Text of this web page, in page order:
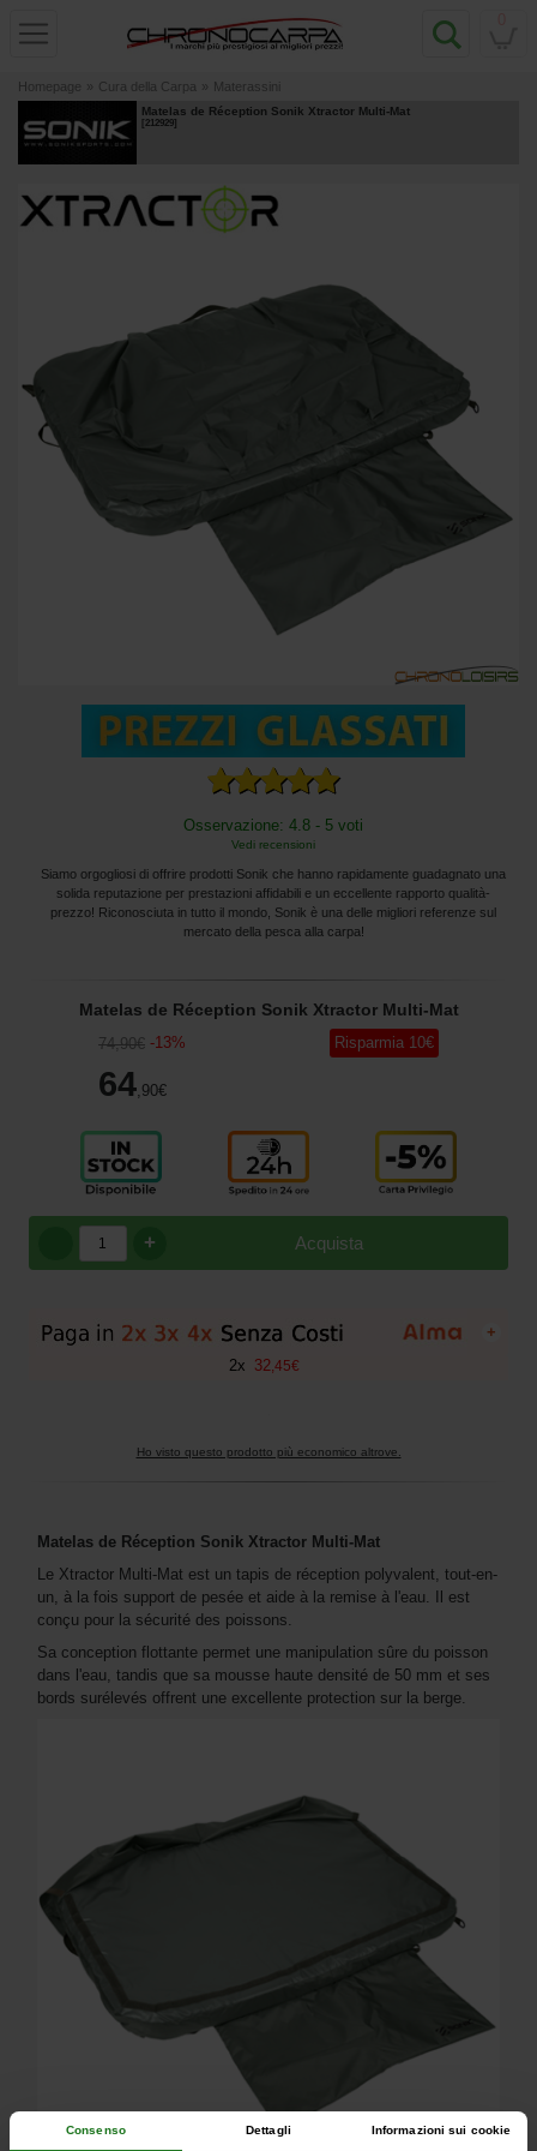
Consenso Dettagli Informazioni sui cookie
Homepage » Cura della Carpa » Materassini
Matelas de Réception Sonik Xtractor Multi-Mat
[212929]
Osservazione: 4.8 - 5 voti
Vedi recensioni
Siamo orgogliosi di offrire prodotti Sonik che hanno rapidamente guadagnato una
solida reputazione per prestazioni affidabili e un eccellente rapporto qualità-
prezzo! Riconosciuta in tutto il mondo, Sonik è una delle migliori referenze sul
mercato della pesca alla carpa!
Matelas de Réception Sonik Xtractor Multi-Mat
74,90€ -13%
64 ,90€
Risparmia 10€
Acquista
+
+
2x 32 45€
Ho visto questo prodotto più economico altrove.
Matelas de Réception Sonik Xtractor Multi-Mat
Le Xtractor Multi-Mat est un tapis de réception polyvalent, tout-en-
un, à la fois support de pesée et aide à la remise à l'eau. Il est
conçu pour la sécurité des poissons.
Sa conception flottante permet une manipulation sûre du poisson
dans l'eau, tandis que sa mousse haute densité de 50 mm et ses
bords surélevés offrent une excellente protection sur la berge.